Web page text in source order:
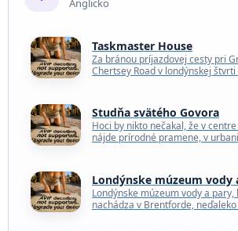
Anglicko
Taskmaster House
Za bránou príjazdovej cesty pri
Chertsey Road v londýnskej štvrti
Studňa svätého Govora
Hoci by nikto nečakal, že v
nájde prírodné pramene, v
Londýnske múzeum vody
Londýnske múzeum vody a pary,
nachádza v Brentforde,